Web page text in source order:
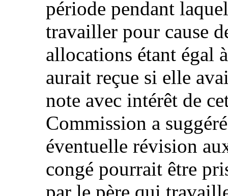
période pendant
travailler pour cause
allocations étant égal
aurait reçue si elle
note avec intérêt de
Commission a
éventuelle révision
congé pourrait être